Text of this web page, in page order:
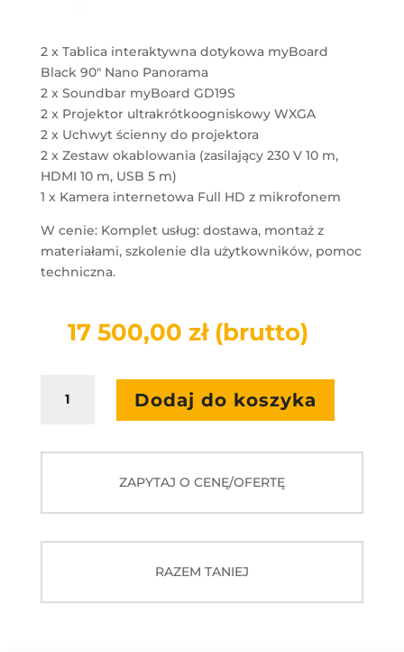
2 x Tablica interaktywna dotykowa myBoard
Black 90" Nano Panorama
2 x Soundbar myBoard GD19S
2 x Projektor ultrakrótkoogniskowy WXGA
2 x Uchwyt ścienny do projektora
2 x Zestaw okablowania (zasilający 230 V 10 m,
HDMI 10 m, USB 5 m)
1 x Kamera internetowa Full HD z mikrofonem
W cenie: Komplet usług: dostawa, montaż z
materiałami, szkolenie dla użytkowników, pomoc
techniczna.
17 500,00 zł (brutto)
Zestaw
tablica
Dodaj do koszyka
ZAPYTAJ O CENĘ/OFERTĘ
RAZEM TANIEJ